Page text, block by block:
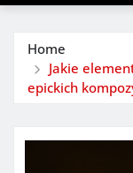
Home
Jakie
epickich